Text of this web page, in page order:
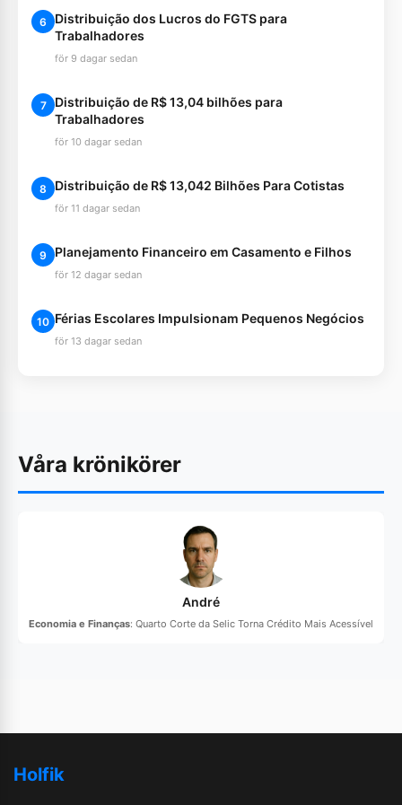
6
Distribuição dos Lucros do FGTS para
Trabalhadores
för 9 dagar sedan
7
Distribuição de R$ 13,04 bilhões para
Trabalhadores
för 10 dagar sedan
8 Distribuição de R$ 13,042 Bilhões Para Cotistas
för 11 dagar sedan
9 Planejamento Financeiro em Casamento e Filhos
för 12 dagar sedan
10 Férias Escolares Impulsionam Pequenos Negócios
för 13 dagar sedan
Våra krönikörer
André
Economia e Finanças: Quarto Corte da Selic Torna Crédito Mais Acessível
Holfik